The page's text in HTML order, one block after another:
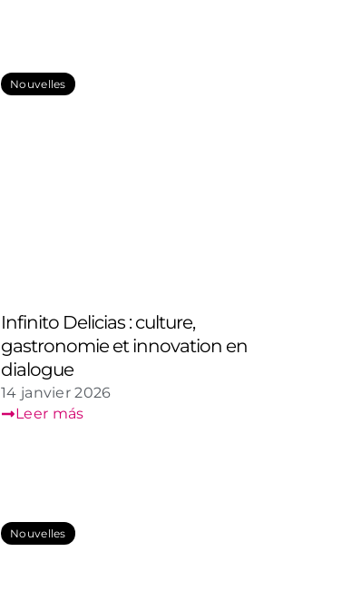
Nouvelles
Infinito Delicias : culture,
gastronomie et innovation en
dialogue
14 janvier 2026
Leer más
Nouvelles